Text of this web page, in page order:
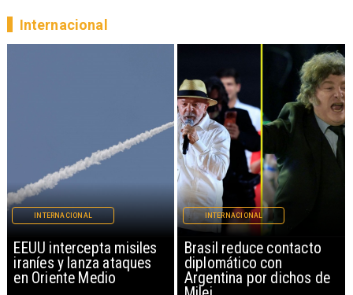
EEUU intercepta misiles
iraníes y lanza ataques
en Oriente Medio
INTERNACIONAL
Brasil reduce contacto
diplomático con
Argentina por dichos de
INTERNACIONAL
Internacional